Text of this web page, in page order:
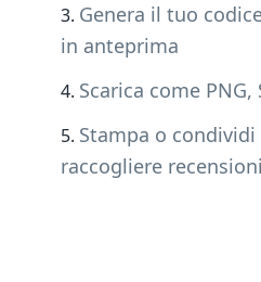
Genera il tuo
in anteprima
Scarica come PNG,
Stampa o
raccogliere recensioni